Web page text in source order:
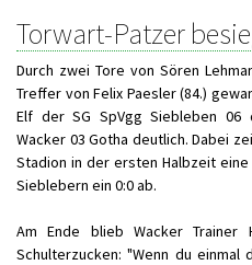
Torwart-Patzer
Durch zwei Tore von Sören
Treffer von Felix Paesler (84.)
Elf der SG SpVgg Siebleben
Wacker 03 Gotha deutlich. Dabei
Stadion in der ersten Halbzeit
Sieblebern ein 0:0 ab.
Am Ende blieb Wacker Trainer
Schulterzucken: "Wenn du